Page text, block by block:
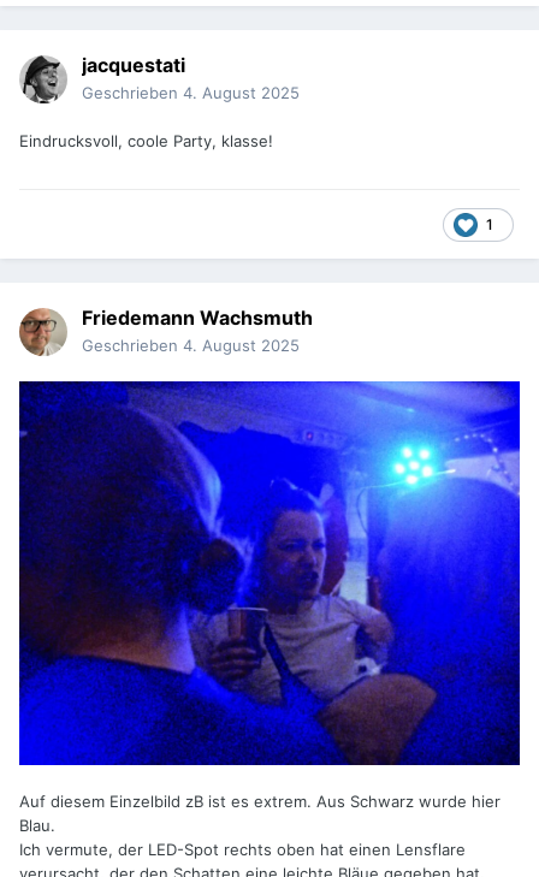
jacquestati
Geschrieben 4. August 2025
Eindrucksvoll, coole Party, klasse!
1
Friedemann Wachsmuth
Geschrieben 4. August 2025
Auf diesem Einzelbild zB ist es extrem. Aus Schwarz wurde hier
Blau.
Ich vermute, der LED-Spot rechts oben hat einen Lensflare